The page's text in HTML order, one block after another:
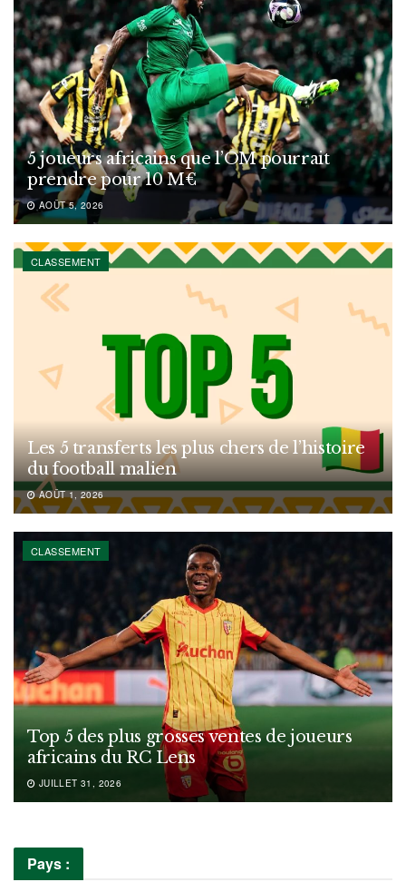
5 joueurs africains que l’OM pourrait
prendre pour 10 M€
AOÛT 5, 2026
CLASSEMENT
Les 5 transferts les plus chers de l’histoire
du football malien
AOÛT 1, 2026
CLASSEMENT
Top 5 des plus grosses ventes de joueurs
africains du RC Lens
JUILLET 31, 2026
Pays :